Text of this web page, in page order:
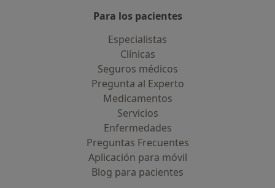
Para los pacientes
Especialistas
Clínicas
Seguros médicos
Pregunta al Experto
Medicamentos
Servicios
Enfermedades
Preguntas Frecuentes
Aplicación para móvil
Blog para pacientes